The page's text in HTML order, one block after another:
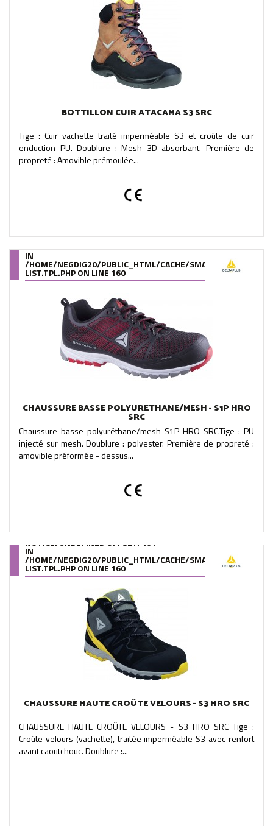
BOTTILLON CUIR ATACAMA S3 SRC
Tige : Cuir vachette traité imperméable S3 et croûte de cuir
enduction PU. Doublure : Mesh 3D absorbant. Première de
propreté : Amovible prémoulée...
NOTICE: UNDEFINED OFFSET: 461
IN
/HOME/NEGDIG20/PUBLIC_HTML/CACHE/SMARTY/
LIST.TPL.PHPON LINE 160
CHAUSSURE BASSE POLYURÉTHANE/MESH - S1P HRO
SRC
Chaussure basse polyuréthane/mesh S1P HRO SRC.Tige : PU
injecté sur mesh. Doublure : polyester. Première de propreté :
amovible préformée - dessus...
NOTICE: UNDEFINED OFFSET: 461
IN
/HOME/NEGDIG20/PUBLIC_HTML/CACHE/SMARTY/
LIST.TPL.PHPON LINE 160
CHAUSSURE HAUTE CROÛTE VELOURS - S3 HRO SRC
CHAUSSURE HAUTE CROÛTE VELOURS - S3 HRO SRC Tige :
Croûte velours (vachette), traitée imperméable S3 avec renfort
avant caoutchouc. Doublure :...